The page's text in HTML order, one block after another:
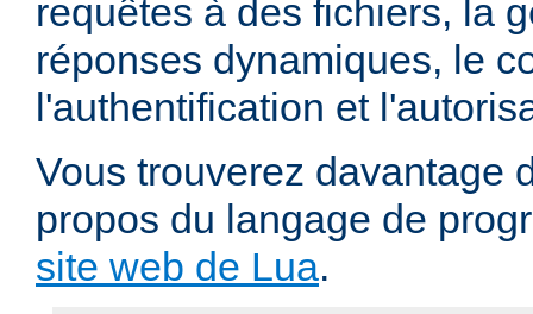
requêtes à des fichiers, la
réponses dynamiques, le
l'authentification et
Vous trouverez davantage
propos du langage de
site web de Lua.